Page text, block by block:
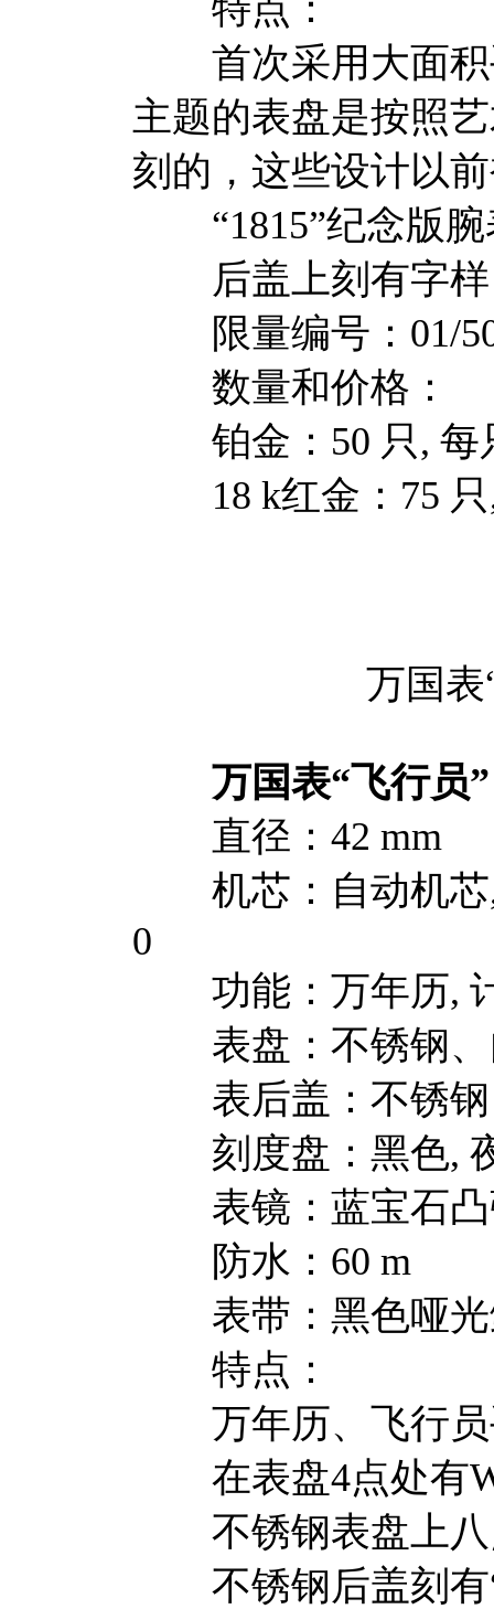
特点：
首次采用大面积
主题的表盘是按照
刻的，这些设计以
“1815”纪念版腕
后盖上刻有字样
限量编号：01/50
数量和价格：
铂金：50 只, 每
18 k红金：75 只,
万国表
万国表“飞行员”
直径：42 mm
机芯：自动机芯,
0
功能：万年历,
表盘：不锈钢、
表后盖：不锈钢
刻度盘：黑色,
表镜：蓝宝石凸
防水：60 m
表带：黑色哑光
特点：
万年历、飞行员
在表盘4点处有
不锈钢表盘上八
不锈钢后盖刻有“